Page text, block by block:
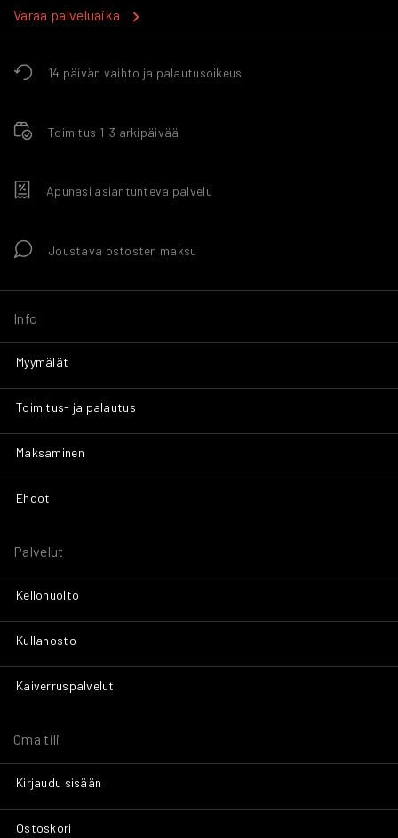
14 päivän vaihto ja palautusoikeus
Toimitus 1-3 arkipäivää
Apunasi asiantunteva palvelu
Joustava ostosten maksu
Info
Myymälät
Toimitus- ja palautus
Maksaminen
Ehdot
Palvelut
Kellohuolto
Kullanosto
Kaiverruspalvelut
Oma tili
Kirjaudu sisään
Ostoskori
Varaa palveluaika